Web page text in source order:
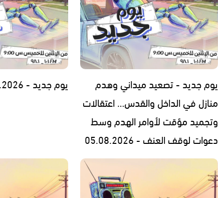
يوم جديد - تصعيد ميداني وهدم
منازل في الداخل والقدس… اعتقالات
وتجميد مؤقت لأوامر الهدم وسط
دعوات لوقف العنف - 05.08.2026
يوم جديد - 04.08.2026